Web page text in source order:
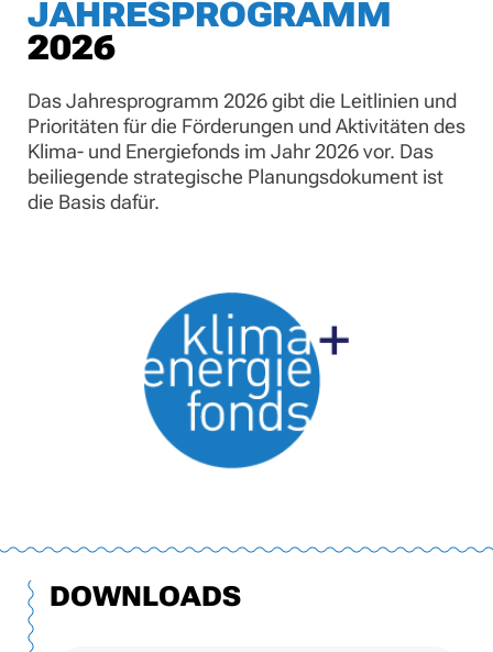
JAHRESPROGRAMM
2026
Das Jahresprogramm 2026 gibt die Leitlinien und
Prioritäten für die Förderungen und Aktivitäten des
Klima- und Energiefonds im Jahr 2026 vor. Das
beiliegende strategische Planungsdokument ist
die Basis dafür.
DOWNLOADS